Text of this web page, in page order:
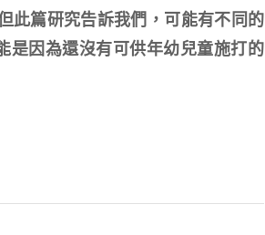
此篇研究告訴我們，可能有不同的
是因為還沒有可供年幼兒童施打的